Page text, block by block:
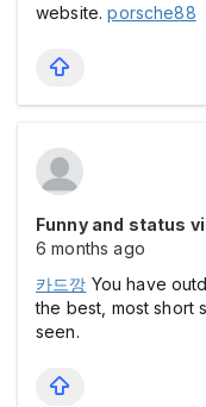
website.porsche88
Funny and status
6 months ago
카드깡 You have
the best, most short
seen.